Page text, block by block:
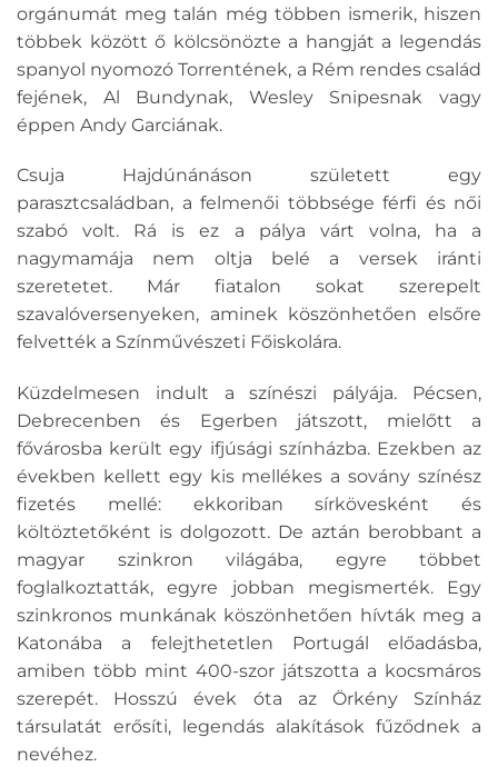
orgánumát meg talán még többen ismerik, hiszen
többek között ő kölcsönözte a hangját a legendás
spanyol nyomozó Torrentének, a Rém rendes család
fejének, Al Bundynak, Wesley Snipesnak vagy
éppen Andy Garciának.
Csuja Hajdúnánáson született egy
parasztcsaládban, a felmenői többsége férfi és női
szabó volt. Rá is ez a pálya várt volna, ha a
nagymamája nem oltja belé a versek iránti
szeretetet. Már fiatalon sokat szerepelt
szavalóversenyeken, aminek köszönhetően elsőre
felvették a Színművészeti Főiskolára.
Küzdelmesen indult a színészi pályája. Pécsen,
Debrecenben és Egerben játszott, mielőtt a
fővárosba került egy ifjúsági színházba. Ezekben az
években kellett egy kis mellékes a sovány színész
fizetés mellé: ekkoriban sírkövesként és
költöztetőként is dolgozott. De aztán berobbant a
magyar szinkron világába, egyre többet
foglalkoztatták, egyre jobban megismerték. Egy
szinkronos munkának köszönhetően hívták meg a
Katonába a felejthetetlen Portugál előadásba,
amiben több mint 400-szor játszotta a kocsmáros
szerepét. Hosszú évek óta az Örkény Színház
társulatát erősíti, legendás alakítások fűződnek a
nevéhez.